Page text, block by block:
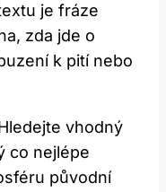
je fráze
zda jde o
k pití nebo
vhodný
co nejlépe
původní